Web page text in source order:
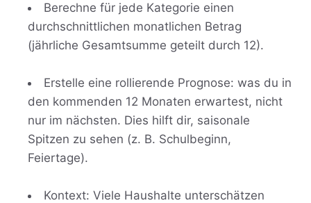
Berechne für jede Kategorie einen
durchschnittlichen monatlichen Betrag
(jährliche Gesamtsumme geteilt durch 12).
Erstelle eine rollierende Prognose: was du in
den kommenden 12 Monaten erwartest, nicht
nur im nächsten. Dies hilft dir, saisonale
Spitzen zu sehen (z. B. Schulbeginn,
Feiertage).
Kontext: Viele Haushalte unterschätzen